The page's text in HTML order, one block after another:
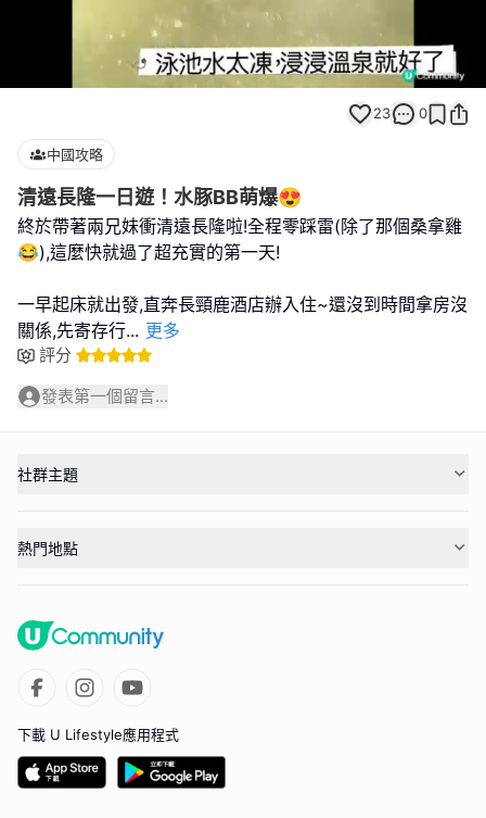
Loaded:
98.36%
Unmute
23 0
中國攻略
清遠長隆一日遊！水豚BB萌爆😍
終於帶著兩兄妹衝清遠長隆啦!全程零踩雷(除了那個桑拿雞
😂),這麼快就過了超充實的第一天!
一早起床就出發,直奔長頸鹿酒店辦入住~還沒到時間拿房沒
關係,先寄存行... 更多
評分
發表第一個留言...
社群主題
熱門地點
下載 U Lifestyle應用程式